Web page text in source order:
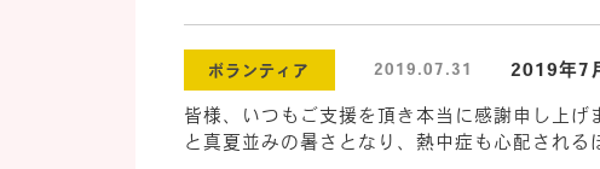
ボランティア 2019.07.31 2019年7
皆様、いつもご支援を頂き本当に感謝申し上
と真夏並みの暑さとなり、熱中症も心配され